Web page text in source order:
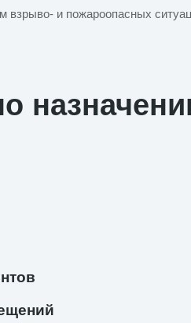
взрыво- и пожароопасных